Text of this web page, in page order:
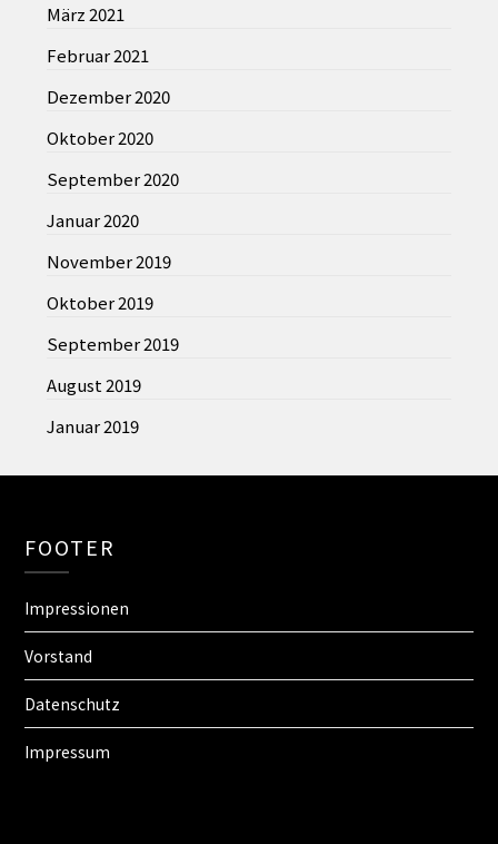
März 2021
Februar 2021
Dezember 2020
Oktober 2020
September 2020
Januar 2020
November 2019
Oktober 2019
September 2019
August 2019
Januar 2019
FOOTER
Impressionen
Vorstand
Datenschutz
Impressum